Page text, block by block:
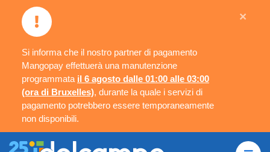
Si informa che il nostro partner di pagamento
Mangopay effettuerà una manutenzione
programmata il 6 agosto dalle 01:00 alle 03:00
(ora di Bruxelles), durante la quale i servizi di
pagamento potrebbero essere temporaneamente
non disponibili.
×